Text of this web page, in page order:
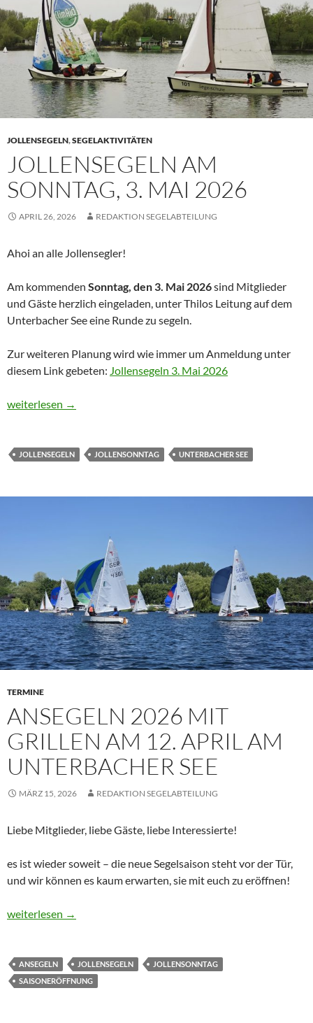
JOLLENSEGELN,SEGELAKTIVITÄTEN
JOLLENSEGELN AM
SONNTAG, 3. MAI 2026
APRIL 26, 2026 REDAKTION SEGELABTEILUNG
Ahoi an alle Jollensegler!
Am kommenden Sonntag, den 3. Mai 2026sind Mitglieder
und Gäste herzlich eingeladen, unter Thilos Leitung auf dem
Unterbacher See eine Runde zu segeln.
Zur weiteren Planung wird wie immer um Anmeldung unter
diesem Link gebeten: Jollensegeln 3. Mai 2026
Jollensegeln am Sonntag, 3. Mai 2026
weiterlesen →
JOLLENSEGELN JOLLENSONNTAG UNTERBACHER SEE
TERMINE
ANSEGELN 2026 MIT
GRILLEN AM 12. APRIL AM
UNTERBACHER SEE
MÄRZ 15, 2026 REDAKTION SEGELABTEILUNG
Liebe Mitglieder, liebe Gäste, liebe Interessierte!
es ist wieder soweit – die neue Segelsaison steht vor der Tür,
und wir können es kaum erwarten, sie mit euch zu eröffnen!
Ansegeln 2026 mit Grillen am 12. April am Unterbacher See
weiterlesen →
ANSEGELN JOLLENSEGELN
JOLLENSONNTAG
SAISONERÖFFNUNG